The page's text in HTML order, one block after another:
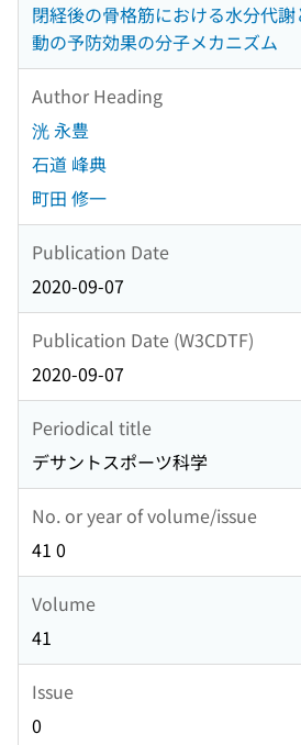
閉経後の骨格筋における水分代
動の予防効果の分子メカニズム
Author Heading
洸 永豊
石道 峰典
町田 修一
Publication Date
2020-09-07
Publication Date (W3CDTF)
2020-09-07
Periodical title
デサントスポーツ科学
No. or year of volume/issue
41 0
Volume
41
Issue
0